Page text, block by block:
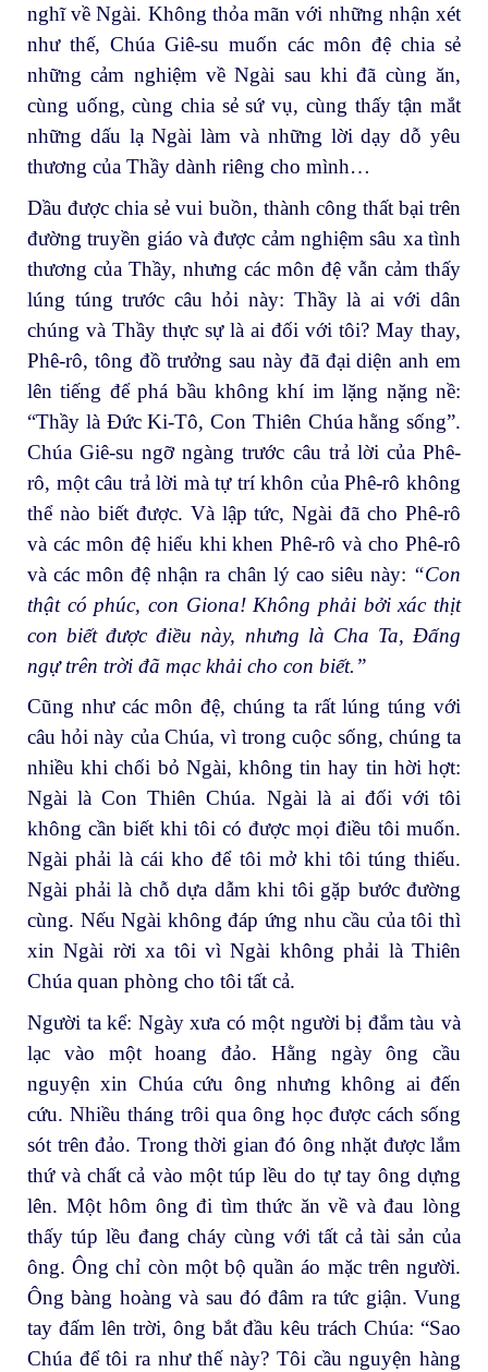
nghĩ về Ngài. Không thỏa mãn với những nhận xét
như thế, Chúa Giê-su muốn các môn đệ chia sẻ
những cảm nghiệm về Ngài sau khi đã cùng ăn,
cùng uống, cùng chia sẻ sứ vụ, cùng thấy tận mắt
những dấu lạ Ngài làm và những lời dạy dỗ yêu
thương của Thầy dành riêng cho mình…
Dầu được chia sẻ vui buồn, thành công thất bại trên
đường truyền giáo và được cảm nghiệm sâu xa tình
thương của Thầy, nhưng các môn đệ vẫn cảm thấy
lúng túng trước câu hỏi này: Thầy là ai với dân
chúng và Thầy thực sự là ai đối với tôi? May thay,
Phê-rô, tông đồ trưởng sau này đã đại diện anh em
lên tiếng để phá bầu không khí im lặng nặng nề:
“Thầy là Đức Ki-Tô, Con Thiên Chúa hằng sống”.
Chúa Giê-su ngỡ ngàng trước câu trả lời của Phê-
rô, một câu trả lời mà tự trí khôn của Phê-rô không
thể nào biết được. Và lập tức, Ngài đã cho Phê-rô
và các môn đệ hiểu khi khen Phê-rô và cho Phê-rô
và các môn đệ nhận ra chân lý cao siêu này: “Con
thật có phúc, con Giona! Không phải bởi xác thịt
con biết được điều này, nhưng là Cha Ta, Đấng
ngự trên trời đã mạc khải cho con biết.”
Cũng như các môn đệ, chúng ta rất lúng túng với
câu hỏi này của Chúa, vì trong cuộc sống, chúng ta
nhiều khi chối bỏ Ngài, không tin hay tin hời hợt:
Ngài là Con Thiên Chúa. Ngài là ai đối với tôi
không cần biết khi tôi có được mọi điều tôi muốn.
Ngài phải là cái kho để tôi mở khi tôi túng thiếu.
Ngài phải là chỗ dựa dẫm khi tôi gặp bước đường
cùng. Nếu Ngài không đáp ứng nhu cầu của tôi thì
xin Ngài rời xa tôi vì Ngài không phải là Thiên
Chúa quan phòng cho tôi tất cả.
Người ta kể: Ngày xưa có một người bị đắm tàu và
lạc vào một hoang đảo. Hằng ngày ông cầu
nguyện xin Chúa cứu ông nhưng không ai đến
cứu. Nhiều tháng trôi qua ông học được cách sống
sót trên đảo. Trong thời gian đó ông nhặt được lắm
thứ và chất cả vào một túp lều do tự tay ông dựng
lên. Một hôm ông đi tìm thức ăn về và đau lòng
thấy túp lều đang cháy cùng với tất cả tài sản của
ông. Ông chỉ còn một bộ quần áo mặc trên người.
Ông bàng hoàng và sau đó đâm ra tức giận. Vung
tay đấm lên trời, ông bắt đầu kêu trách Chúa: “Sao
Chúa để tôi ra như thế này? Tôi cầu nguyện hàng